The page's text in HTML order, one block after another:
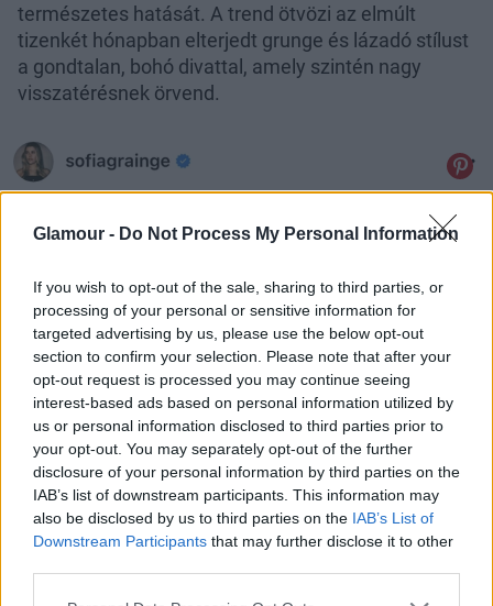
Glamour - Do Not Process My Personal Information
If you wish to opt-out of the sale, sharing to third parties, or
processing of your personal or sensitive information for
targeted advertising by us, please use the below opt-out
section to confirm your selection. Please note that after your
opt-out request is processed you may continue seeing
interest-based ads based on personal information utilized by
us or personal information disclosed to third parties prior to
your opt-out. You may separately opt-out of the further
disclosure of your personal information by third parties on the
IAB’s list of downstream participants. This information may
also be disclosed by us to third parties on the IAB’s List of
Downstream Participants that may further disclose it to other
természetes hatását. A trend ötvözi az elmúlt
tizenkét hónapban elterjedt grunge és lázadó stílust
a gondtalan, bohó divattal, amely szintén nagy
visszatérésnek örvend.